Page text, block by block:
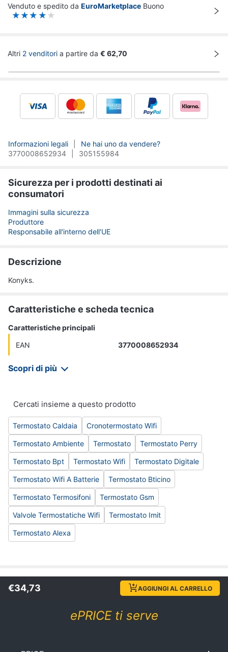
Venduto e spedito da EuroMarketplace Buono
Altri 2 venditori a partire da € 62,70
Informazioni legali
Ne hai uno da vendere?
3770008652934
305155984
Sicurezza per i prodotti destinati ai
consumatori
Immagini sulla sicurezza
Produttore
Responsabile all'interno dell'UE
Descrizione
Konyks.
Caratteristiche e scheda tecnica
Caratteristiche principali
EAN
3770008652934
Scopri di più
Cercati insieme a questo prodotto
Termostato Caldaia Cronotermostato Wifi
Termostato Ambiente Termostato Termostato Perry
Termostato Bpt Termostato Wifi Termostato Digitale
Termostato Wifi A Batterie Termostato Bticino
Termostato Termosifoni Termostato Gsm
Valvole Termostatiche Wifi Termostato Imit
Termostato Alexa
€34,73 AGGIUNGI AL CARRELLO
2026-04-28T14:28:32.000Z 8ca3c59
ePRICE ti serve